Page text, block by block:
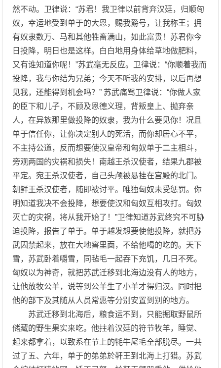
然不动。卫律说：“苏君！我卫律以前背弃汉廷，归顺匈
奴，幸运地受到单于的大恩，赐我爵号，让我称王；拥
有奴隶数万、马和其他牲畜满山，如此富贵！苏君你今
日投降，明日也是这样。白白地用身体给草地做肥料，
又有谁知道你呢！”苏武毫无反应。卫律说：“你顺着我而
投降，我与你结为兄弟；今天不听我的安排，以后再想
见我，还能得到机会吗？” 苏武痛骂卫律说：“你做人家
的臣下和儿子，不顾及恩德义理，背叛皇上、抛弃亲
人，在异族那里做投降的奴隶，我为什么要见你！况且
单于信任你，让你决定别人的死活，而你却居心不平，
不主持公道，反而想要使汉皇帝和匈奴单于二主相斗，
旁观两国的灾祸和损失！南越王杀汉使者，结果九郡被
平定。宛王杀汉使者，自己头颅被悬挂在宫殿的北门。
朝鲜王杀汉使者，随即被讨平。唯独匈奴未受惩罚。你
明知道我决不会投降，想要使汉和匈奴互相攻打。匈奴
灭亡的灾祸，将从我开始了！”卫律知道苏武终究不可胁
迫投降，报告了单于。单于越发想要使他投降，就把苏
武囚禁起来，放在大地窖里面，不给他喝的吃的。天下
雪，苏武卧着嚼雪，同毡毛一起吞下充饥，几日不死。
匈奴以为神奇，就把苏武迁移到北海边没有人的地方，
让他放牧公羊，说等到公羊生了小羊才得归汉。同时把
他的部下及其随从人员常惠等分别安置到别的地方。
苏武迁移到北海后，粮食运不到，只能掘取野鼠所
储藏的野生果实来吃。他拄着汉廷的符节牧羊，睡觉、
起来都拿着，以致系在节上的牦牛尾毛全部脱尽。一共
过了五、六年，单于的弟弟於靬王到北海上打猎。苏武